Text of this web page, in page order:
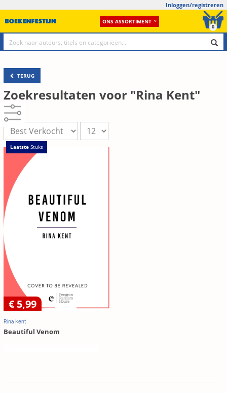
Inloggen/registreren
ONS ASSORTIMENT
0
TERUG
Zoekresultaten voor "Rina Kent"
LaatsteStuks
€ 5,99
Rina Kent
Beautiful Venom